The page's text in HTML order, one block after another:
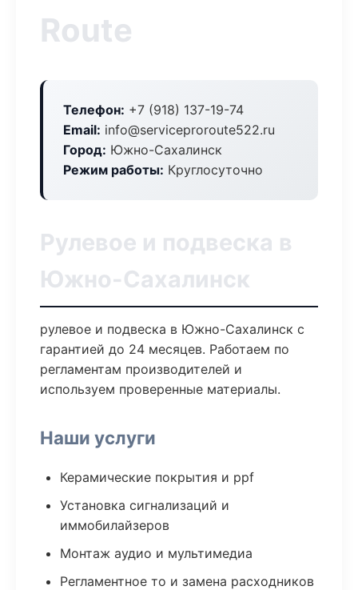
Route
Телефон: +7 (918) 137-19-74
Email: info@serviceproroute522.ru
Город: Южно-Сахалинск
Режим работы: Круглосуточно
Рулевое и подвеска в
Южно-Сахалинск
рулевое и подвеска в Южно-Сахалинск с
гарантией до 24 месяцев. Работаем по
регламентам производителей и
используем проверенные материалы.
Наши услуги
Керамические покрытия и ppf
Установка сигнализаций и
иммобилайзеров
Монтаж аудио и мультимедиа
Регламентное то и замена расходников